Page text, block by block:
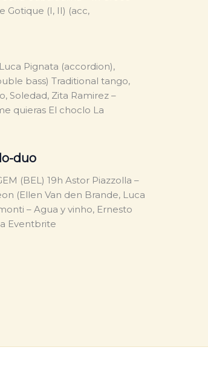
Gotique (I, II) (acc,
Pignata (accordion),
bass) Traditional tango,
Soledad, Zita Ramirez –
quieras El choclo La
duo
(BEL) 19h Astor Piazzolla –
(Ellen Van den Brande, Luca
– Agua y vinho, Ernesto
Eventbrite